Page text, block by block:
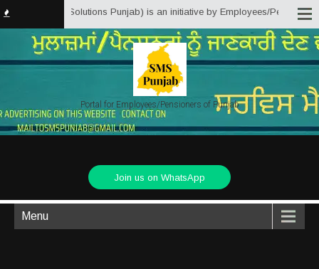
Matter Solutions Punjab) is an initiative by Employees/Pensioners of
Portal for Employees/Pensioners of Punjab
Join us on WhatsApp
Menu